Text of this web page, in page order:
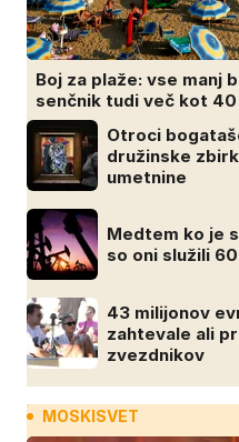
Boj za plaže: vse manj
senčnik tudi več kot
Otroci
družinske
umetnine
Medtem ko je
so oni služili
43 milijonov
zahtevale ali
zvezdnikov
MOSKISVET